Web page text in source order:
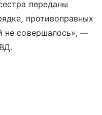
переданы
противоправных
не совершалось», —